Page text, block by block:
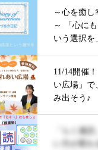
～心を癒
～ 「心に
いう選択を
11/14開催
い広場」で
み出そう♪
「らく速
い方が変